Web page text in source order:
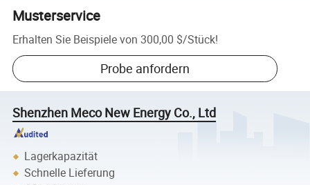
Musterservice
Erhalten Sie Beispiele von 300,00 $/Stück!
Probe anfordern
Shenzhen Meco New Energy Co., Ltd
Lagerkapazität
Schnelle Lieferung